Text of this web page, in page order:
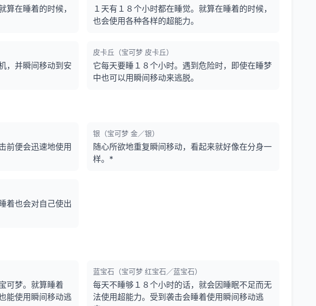
算在睡着的时候，
１天有１８个小时都在睡觉。就算在睡着的时候，
也会使用各种各样的超能力。
，并瞬间移动到安
皮卡丘（宝可梦 皮卡丘）
它每天要睡１８个小时。遇到危险时，即使在睡梦
中也可以用瞬间移动来逃脱。
前便会迅速地使用
银（宝可梦 金／银）
随心所欲地重复瞬间移动，看起来就好像在分身一
样。*
着也会对自己使出
可梦。就算睡着
能使用瞬间移动逃
蓝宝石（宝可梦 红宝石／蓝宝石）
每天不睡够１８个小时的话，就会因睡眠不足而无
法使用超能力。受到袭击会睡着使用瞬间移动逃